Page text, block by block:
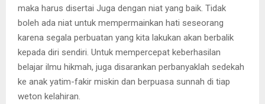
maka harus disertai Juga dengan niat yang baik. Tidak
boleh ada niat untuk mempermainkan hati seseorang
karena segala perbuatan yang kita lakukan akan berbalik
kepada diri sendiri. Untuk mempercepat keberhasilan
belajar ilmu hikmah, juga disarankan perbanyaklah sedekah
ke anak yatim-fakir miskin dan berpuasa sunnah di tiap
weton kelahiran.